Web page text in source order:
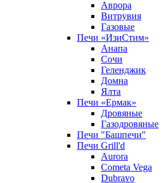
Аврора
Витрувия
Газовые
Печи «ИзиСтим»
Анапа
Сочи
Геленджик
Домна
Ялта
Печи «Ермак»
Дровяные
Газодровяные
Печи "Башпечи"
Печи Grill'd
Aurora
Cometa Vega
Dubravo